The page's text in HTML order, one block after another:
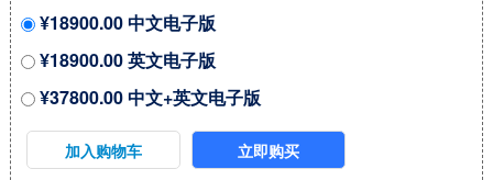
2025-2031期间年复合增长率
(CAGR)为 %。本研究项目旨在梳
理航空涡轮燃料和喷气燃料领域
产品系列，洞悉行业特点、市场
存量空间及增量空间，并结合市
¥18900.00 中文电子版
¥18900.00 英文电子版
¥37800.00 中文+英文电子版
加入购物车 立即购买